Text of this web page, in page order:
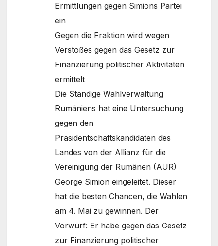
Ermittlungen gegen Simions Partei
ein
Gegen die Fraktion wird wegen
Verstoßes gegen das Gesetz zur
Finanzierung politischer Aktivitäten
ermittelt
Die Ständige Wahlverwaltung
Rumäniens hat eine Untersuchung
gegen den
Präsidentschaftskandidaten des
Landes von der Allianz für die
Vereinigung der Rumänen (AUR)
George Simion eingeleitet. Dieser
hat die besten Chancen, die Wahlen
am 4. Mai zu gewinnen. Der
Vorwurf: Er habe gegen das Gesetz
zur Finanzierung politischer